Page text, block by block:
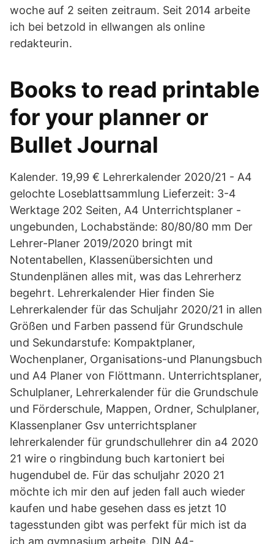
woche auf 2 seiten zeitraum. Seit 2014 arbeite
ich bei betzold in ellwangen als online
redakteurin.
Books to read printable
for your planner or
Bullet Journal
Kalender. 19,99 € Lehrerkalender 2020/21 - A4
gelochte Loseblattsammlung Lieferzeit: 3-4
Werktage 202 Seiten, A4 Unterrichtsplaner -
ungebunden, Lochabstände: 80/80/80 mm Der
Lehrer-Planer 2019/2020 bringt mit
Notentabellen, Klassenübersichten und
Stundenplänen alles mit, was das Lehrerherz
begehrt. Lehrerkalender Hier finden Sie
Lehrerkalender für das Schuljahr 2020/21 in allen
Größen und Farben passend für Grundschule
und Sekundarstufe: Kompaktplaner,
Wochenplaner, Organisations-und Planungsbuch
und A4 Planer von Flöttmann. Unterrichtsplaner,
Schulplaner, Lehrerkalender für die Grundschule
und Förderschule, Mappen, Ordner, Schulplaner,
Klassenplaner Gsv unterrichtsplaner
lehrerkalender für grundschullehrer din a4 2020
21 wire o ringbindung buch kartoniert bei
hugendubel de. Für das schuljahr 2020 21
möchte ich mir den auf jeden fall auch wieder
kaufen und habe gesehen dass es jetzt 10
tagesstunden gibt was perfekt für mich ist da
ich am gymnasium arbeite. DIN A4-